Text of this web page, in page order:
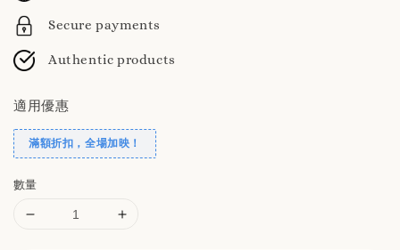
Secure payments
Authentic products
適用優惠
滿額折扣，全場加映！
數量